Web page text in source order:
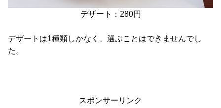
デザート：280円
デザートは1種類しかなく、選ぶことはできませんでし
た。
スポンサーリンク